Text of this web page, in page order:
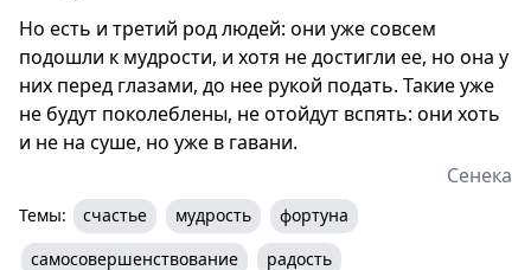
Но есть и третий род людей: они уже совсем
подошли к мудрости, и хотя не достигли ее, но она у
них перед глазами, до нее рукой подать. Такие уже
не будут поколеблены, не отойдут вспять: они хоть
и не на суше, но уже в гавани.
Сенека
Темы: счастье мудрость
фортуна
самосовершенствование
радость